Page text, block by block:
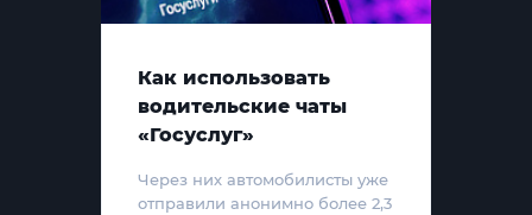
Как использовать
водительские чаты
«Госуслуг»
Через них автомобилисты уже
отправили анонимно более 2,3